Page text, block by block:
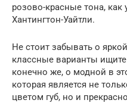
розово-красные тона, как
Хантингтон-Уайтли.
Не стоит забывать о
классные варианты
конечно же, о модной в
которая является не
цветом губ, но и